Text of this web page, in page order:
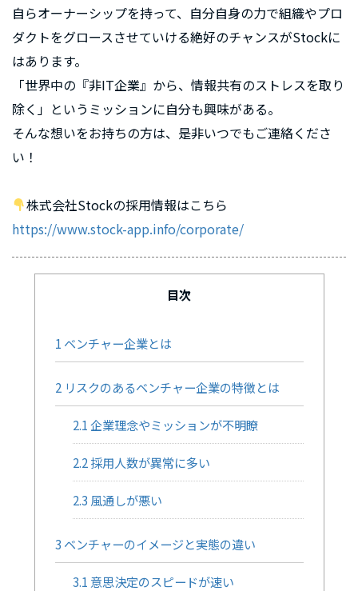
自らオーナーシップを持って、自分自身の力で組織やプロ
ダクトをグロースさせていける絶好のチャンスがStockに
はあります。
「世界中の『非IT企業』から、情報共有のストレスを取り
除く」というミッションに自分も興味がある。
そんな想いをお持ちの方は、是非いつでもご連絡くださ
い！
株式会社Stockの採用情報はこちら
https://www.stock-app.info/corporate/
目次
1 ベンチャー企業とは
2リスクのあるベンチャー企業の特徴とは
2.1企業理念やミッションが不明瞭
2.2採用人数が異常に多い
2.3 風通しが悪い
3 ベンチャーのイメージと実態の違い
3.1 意思決定のスピードが速い